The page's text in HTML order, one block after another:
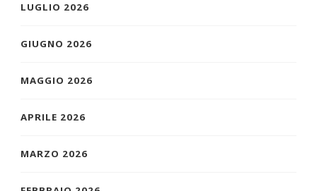
LUGLIO 2026
GIUGNO 2026
MAGGIO 2026
APRILE 2026
MARZO 2026